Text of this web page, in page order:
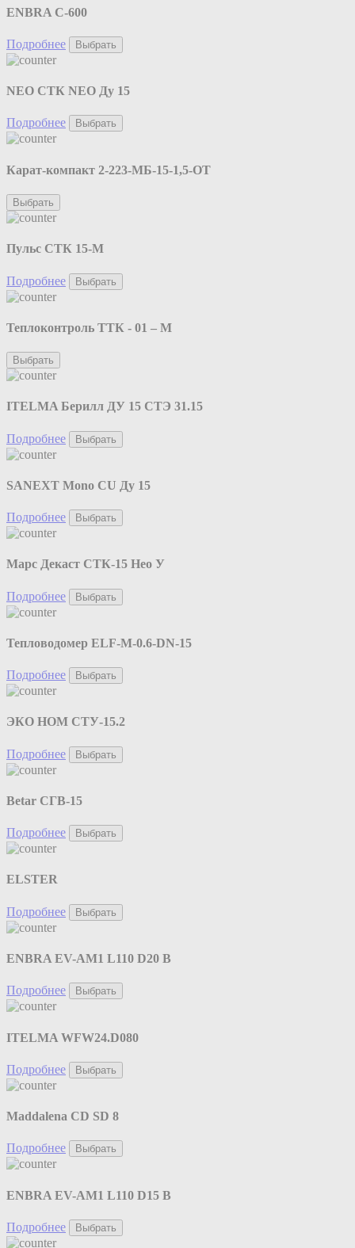
ENBRA C-600
Подробнее Выбрать
NEO CТК NEO Ду 15
Подробнее Выбрать
Карат-компакт 2-223-МБ-15-1,5-ОТ
Выбрать
Пульс СТК 15-М
Подробнее Выбрать
Теплоконтроль ТТК - 01 – М
Выбрать
ITELMA Берилл ДУ 15 СТЭ 31.15
Подробнее Выбрать
SANEXT Mono CU Ду 15
Подробнее Выбрать
Марс Декаст СТК-15 Нео У
Подробнее Выбрать
Тепловодомер ELF-M-0.6-DN-15
Подробнее Выбрать
ЭКО НОМ СТУ-15.2
Подробнее Выбрать
Betar СГВ-15
Подробнее Выбрать
ELSTER
Подробнее Выбрать
ENBRA EV-AM1 L110 D20 B
Подробнее Выбрать
ITELMA WFW24.D080
Подробнее Выбрать
Maddalena CD SD 8
Подробнее Выбрать
ENBRA EV-AM1 L110 D15 B
Подробнее Выбрать